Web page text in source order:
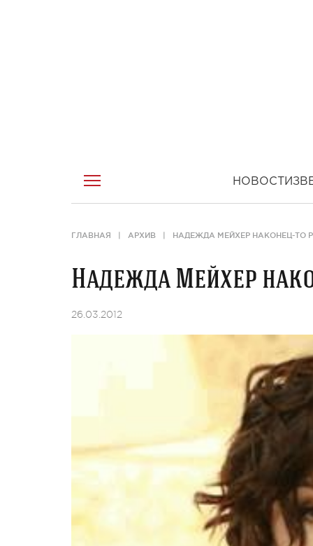
НОВОСТИ
ГЛАВНАЯ АРХИВ НАДЕЖДА МЕЙХЕР НАКОНЕЦ-ТО
Надежда Мейхер
26.03.2012